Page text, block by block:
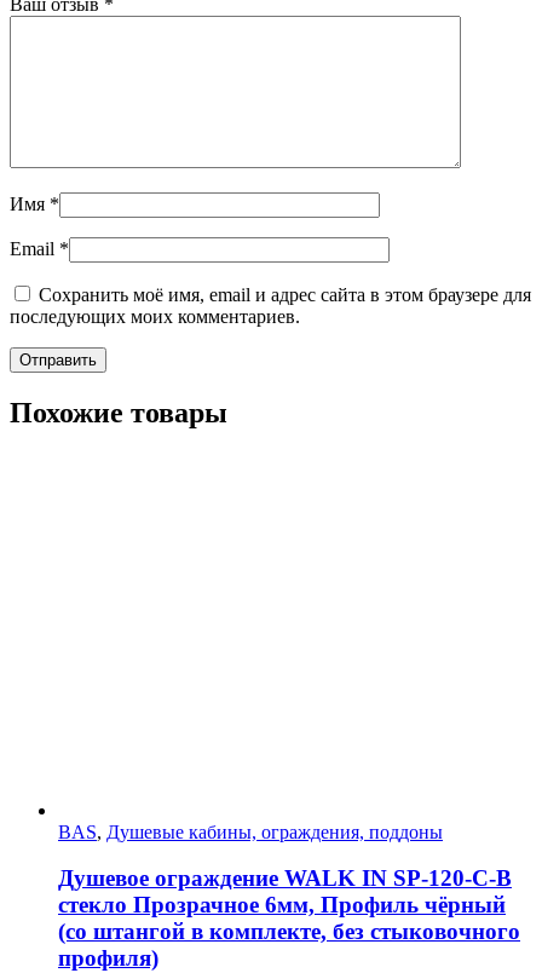
Имя *
Email *
Сохранить моё имя, email и адрес сайта в этом браузере для
последующих моих комментариев.
Похожие товары
BAS, Душевые кабины, ограждения, поддоны
Душевое ограждение WALK IN SP-120-C-B
стекло Прозрачное 6мм, Профиль чёрный
(со штангой в комплекте, без стыковочного
профиля)